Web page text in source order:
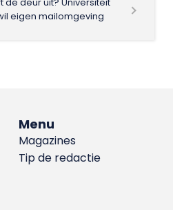
eigen mailomgeving
Menu
Magazines
Tip de redactie